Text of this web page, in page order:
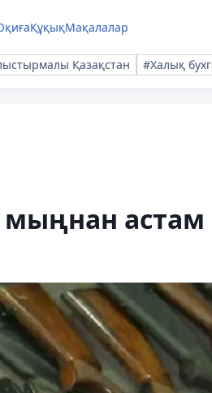
ҚұқықМақалалар
Қазақстан #Халық
мыңнан астам